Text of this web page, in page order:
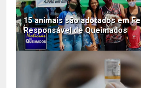
15 animais são adotados em
Responsável de Queimados